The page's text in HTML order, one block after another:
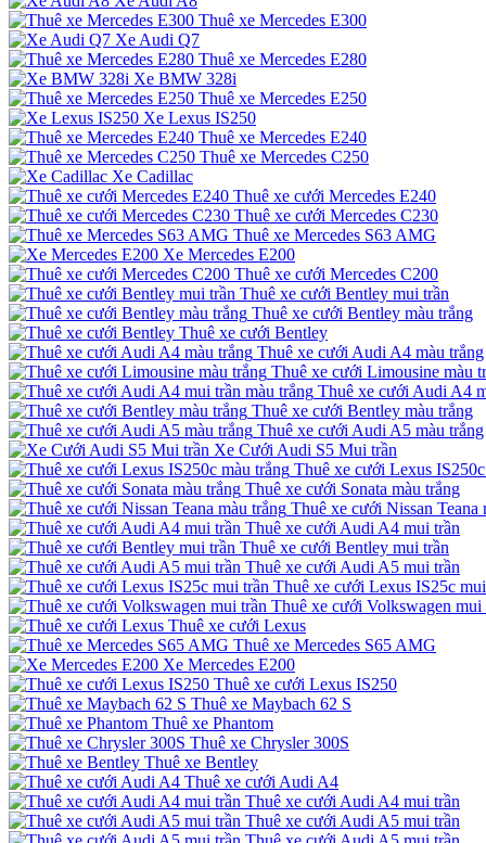
Thuê xe Mercedes E300
Xe Audi Q7
Thuê xe Mercedes E280
Xe BMW 328i
Thuê xe Mercedes E250
Xe Lexus IS250
Thuê xe Mercedes E240
Thuê xe Mercedes C250
Xe Cadillac
Thuê xe cưới Mercedes E240
Thuê xe cưới Mercedes C230
Thuê xe Mercedes S63 AMG
Xe Mercedes E200
Thuê xe cưới Mercedes C200
Thuê xe cưới Bentley mui trần
Thuê xe cưới Bentley màu trắng
Thuê xe cưới Bentley
Thuê xe cưới Audi A4 màu trắng
Thuê xe cưới Limousine màu
Thuê xe cưới Audi A4
Thuê xe cưới Bentley màu trắng
Thuê xe cưới Audi A5 màu trắng
Xe Cưới Audi S5 Mui trần
Thuê xe cưới Lexus
Thuê xe cưới Sonata màu trắng
Thuê xe cưới Nissan Teana
Thuê xe cưới Audi A4 mui trần
Thuê xe cưới Bentley mui trần
Thuê xe cưới Audi A5 mui trần
Thuê xe cưới Lexus IS25c
Thuê xe cưới Volkswagen mui
Thuê xe cưới Lexus
Thuê xe Mercedes S65 AMG
Xe Mercedes E200
Thuê xe cưới Lexus IS250
Thuê xe Maybach 62 S
Thuê xe Phantom
Thuê xe Chrysler 300S
Thuê xe Bentley
Thuê xe cưới Audi A4
Thuê xe cưới Audi A4 mui trần
Thuê xe cưới Audi A5 mui trần